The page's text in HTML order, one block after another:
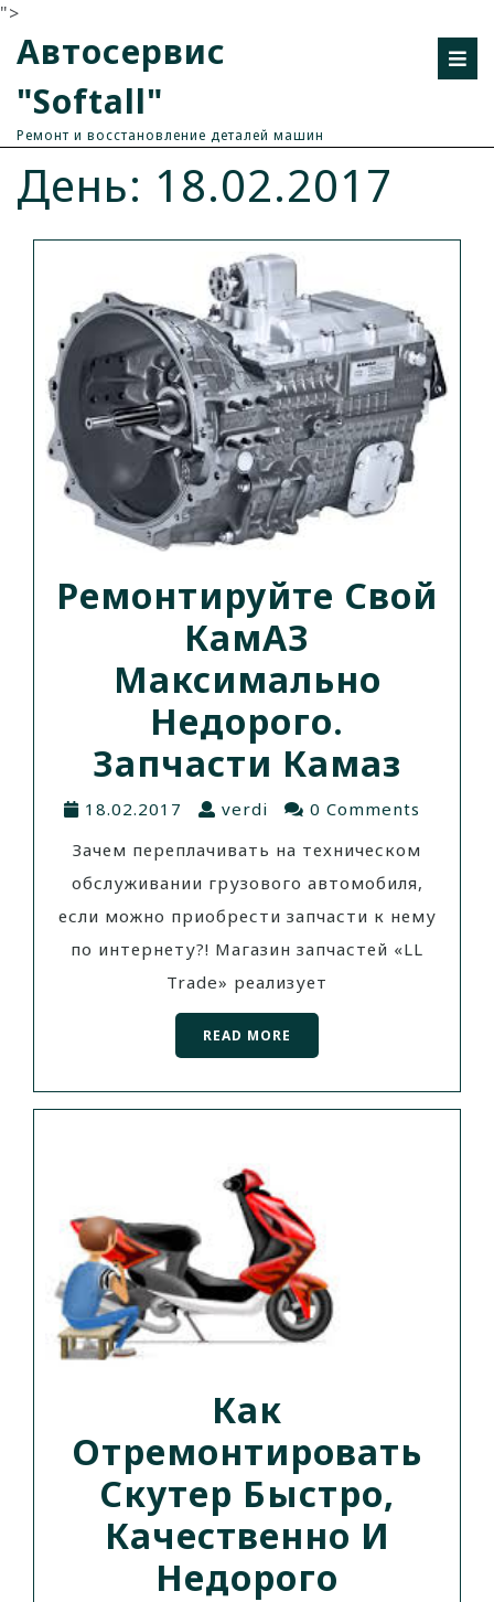
">
Автосервис
"Softall"
Ремонт и восстановление деталей машин
День: 18.02.2017
Ремонтируйте Свой
КамАЗ
Максимально
Недорого.
Запчасти Камаз
18.02.2017 verdi
0 Comments
Зачем переплачивать на техническом
обслуживании грузового автомобиля,
если можно приобрести запчасти к нему
по интернету?! Магазин запчастей «LL
Trade» реализует
READ MORE
Как
Отремонтировать
Скутер Быстро,
Качественно И
Недорого